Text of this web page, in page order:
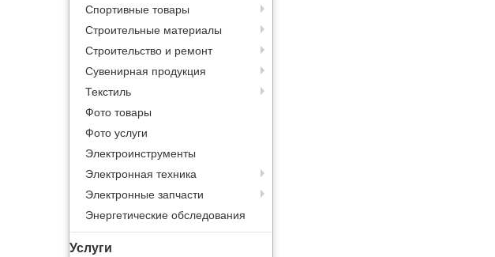
Спортивные товары
Строительные материалы
Строительство и ремонт
Сувенирная продукция
Текстиль
Фото товары
Фото услуги
Электроинструменты
Электронная техника
Электронные запчасти
Энергетические обследования
Услуги